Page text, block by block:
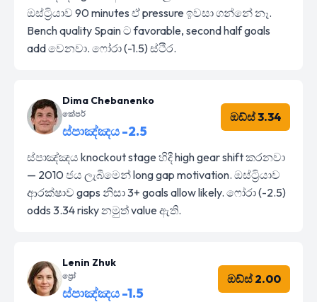
ඔස්ට්‍රියාව 90 minutes ඒ pressure ඉවසා ගන්නේ නෑ.
Bench quality Spain ට favorable, second half goals
add වෙනවා. ෆෝරා (-1.5) ස්ථිර.
Dima Chebanenko
කේපර්
ස්පාඤ්ඤය -2.5
ඔඩ්ස් 3.34
ස්පාඤ්ඤය knockout stage හිදී high gear shift කරනවා
— 2010 ජය ලැබීමෙන් long gap motivation. ඔස්ට්‍රියාව
ආරක්ෂාව gaps නිසා 3+ goals allow likely. ෆෝරා (-2.5)
odds 3.34 risky නමුත් value ඇති.
Lenin Zhuk
ප්‍රෝ
ස්පාඤ්ඤය -1.5
ඔඩ්ස් 2.00